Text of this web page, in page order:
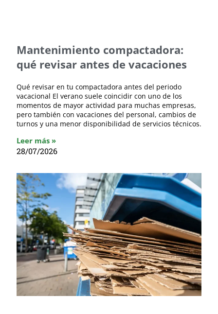
Mantenimiento compactadora:
qué revisar antes de vacaciones
Qué revisar en tu compactadora antes del periodo
vacacional El verano suele coincidir con uno de los
momentos de mayor actividad para muchas empresas,
pero también con vacaciones del personal, cambios de
turnos y una menor disponibilidad de servicios técnicos.
Leer más »
28/07/2026